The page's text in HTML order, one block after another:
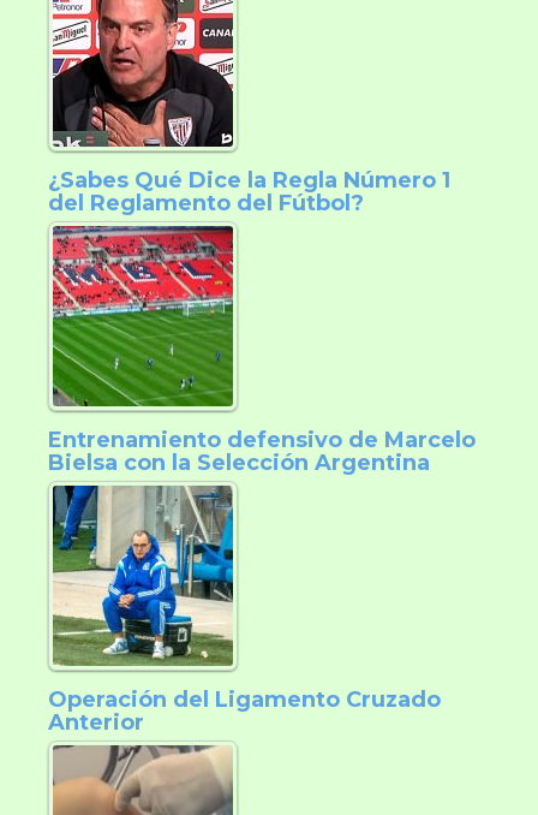
¿Sabes Qué Dice la Regla Número 1
del Reglamento del Fútbol?
Entrenamiento defensivo de Marcelo
Bielsa con la Selección Argentina
Operación del Ligamento Cruzado
Anterior